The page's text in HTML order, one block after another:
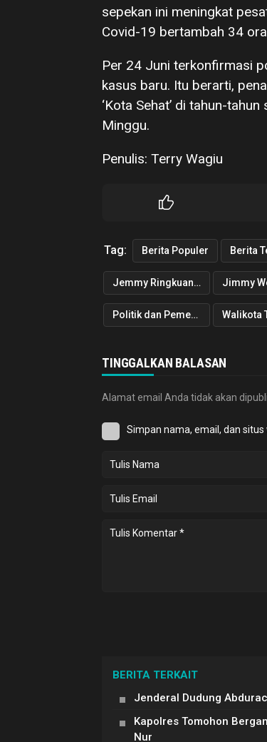
sepekan ini meningkat
Covid-19 bertambah 34
Per 24 Juni terkonfirmasi
kasus baru. Itu berarti,
‘Kota Sehat’ di tahun-
Minggu.
Penulis: Terry Wagiu
Tag: Berita Populer Berita
Jemmy Ringkuangan
Politik dan Pemerintahan Walikota
TINGGALKAN BALASAN
Alamat email Anda tidak akan
Simpan nama, email, dan
BERITA TERKAIT
Jenderal Dudung
Kapolres Tomohon
Nur